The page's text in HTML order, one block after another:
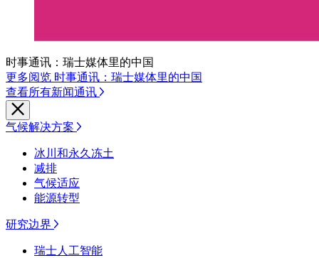
时事通讯：瑞士媒体里的中国
更多阅览 时事通讯：瑞士媒体里的中国
查看所有新闻通讯
气候解决方案
冰川和永久冻土
减排
气候适应
能源转型
研究边界
瑞士人工智能